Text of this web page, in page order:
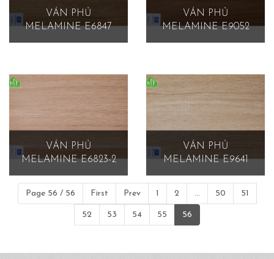
VÁN PHỦ
MELAMINE E6847
VÁN PHỦ
MELAMINE E9052
VÁN PHỦ
MELAMINE E6823-2
VÁN PHỦ
MELAMINE E9641
Page 56 / 56 First Prev 1 2 ... 50 51
52 53 54 55 56